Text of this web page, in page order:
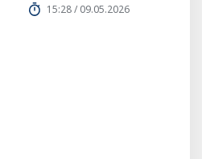
15:28 / 09.05.2026